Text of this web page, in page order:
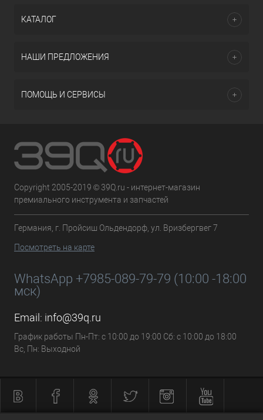
КАТАЛОГ
НАШИ ПРЕДЛОЖЕНИЯ
ПОМОЩЬ И СЕРВИСЫ
Copyright 2005-2019 © 39Q.ru - интернет-магазин
премиального инструмента и запчастей
Германия, г. Пройсиш Ольдендорф, ул. Вризбергвег 7
Посмотреть на карте
WhatsApp +7985-089-79-79 (10:00 -18:00
мск)
Email: info@39q.ru
График работы Пн-Пт: с 10:00 до 19:00 Сб: с 10:00 до 18:00
Вс, Пн: Выходной